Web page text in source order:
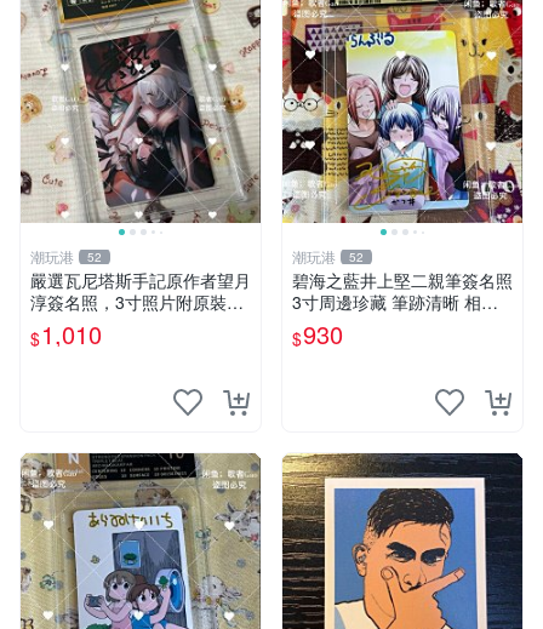
潮玩港 52
嚴選瓦尼塔斯手記原作者望月
淳簽名照，3寸照片附原裝卡
磚。 簽名保真收藏相框裝裱
隨行發送 照片 簽名周邊 望月
$1,010
潮玩港 52
碧海之藍井上堅二親筆簽名照
3寸周邊珍藏 筆跡清晰 相框
精美 碧海之藍 簽名照片 井上
堅二 周邊品
$930